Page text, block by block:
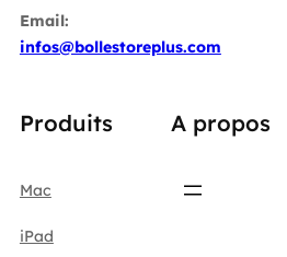
Email:
infos@bollestoreplus.com
Produits
Mac
iPad
A propos